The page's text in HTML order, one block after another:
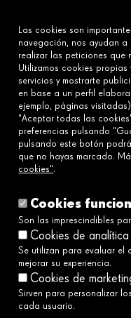
Servimos a la
Sobre nosotros
Conecta
Contáctanos
Preguntas frecuentes
Enlaces
Política de cookies
Política de privacidad
Política de redes sociales
Canal Ético y de
Accesibilidad
Las cookies son
navegación, nos ayudan
realizar las peticiones que
Utilizamos cookies
servicios y mostrarte
en base a un perfil
ejemplo, páginas
"Aceptar todas las
preferencias pulsando
pulsando este botón
que no hayas marcado.
cookies".
Cookies
Son las imprescindibles
Cookies de analítica
Se utilizan para evaluar el
mejorar su experiencia.
Cookies de
Sirven para personalizar
cada usuario.